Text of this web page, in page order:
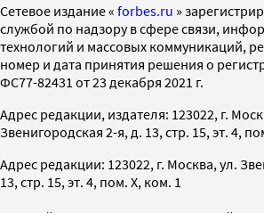
Cетевое издание « forbes.ru »
службой по надзору в сфере связи,
технологий и массовых коммуникаций,
номер и дата принятия решения о
ФС77-82431 от 23 декабря 2021 г.
Адрес редакции, издателя: 123022, г.
Звенигородская 2-я, д. 13, стр. 15, эт. 4,
Адрес редакции: 123022, г. Москва, ул.
13, стр. 15, эт. 4, пом. X, ком. 1